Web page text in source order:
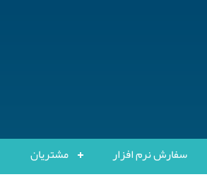
سفارش نرم افزار مشتریان